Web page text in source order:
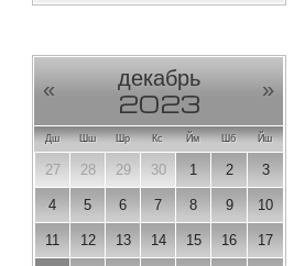
«
декабрь
2023
»
Дш Шш Шр Кс Йм Шб Йш
27 28 29 30 1 2 3
4 5 6 7 8 9 10
11 12 13 14 15 16 17